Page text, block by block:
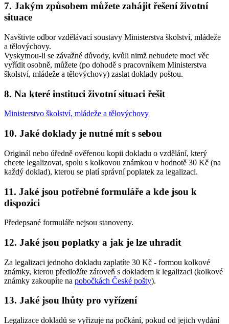
7. Jakým způsobem můžete zahájit řešení životní
situace
Navštivte odbor vzdělávací soustavy Ministerstva školství, mládeže
a tělovýchovy.
Vyskytnou-li se závažné důvody, kvůli nimž nebudete moci věc
vyřídit osobně, můžete (po dohodě s pracovníkem Ministerstva
školství, mládeže a tělovýchovy) zaslat doklady poštou.
8. Na které instituci životní situaci řešit
Ministerstvo školství, mládeže a tělovýchovy
10. Jaké doklady je nutné mít s sebou
Originál nebo úředně ověřenou kopii dokladu o vzdělání, který
chcete legalizovat, spolu s kolkovou známkou v hodnotě 30 Kč (na
každý doklad), kterou se platí správní poplatek za legalizaci.
11. Jaké jsou potřebné formuláře a kde jsou k
dispozici
Předepsané formuláře nejsou stanoveny.
12. Jaké jsou poplatky a jak je lze uhradit
Za legalizaci jednoho dokladu zaplatíte 30 Kč - formou kolkové
známky, kterou předložíte zároveň s dokladem k legalizaci (kolkové
známky zakoupíte na pobočkách České pošty).
13. Jaké jsou lhůty pro vyřízení
Legalizace dokladů se vyřizuje na počkání, pokud od jejich vydání